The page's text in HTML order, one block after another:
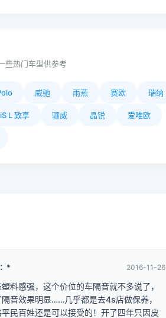
些热门车型供参考
威驰 雨燕 赛欧 瑞纳
L 致享 骊威 晶锐 爱唯欧
* 2016-11-26
料感强，这个价位的车隔音就不多说了，
隔音效果明显……几乎都是去4s店做保养，
平民百姓还是可以接受的！开了四年只因皮